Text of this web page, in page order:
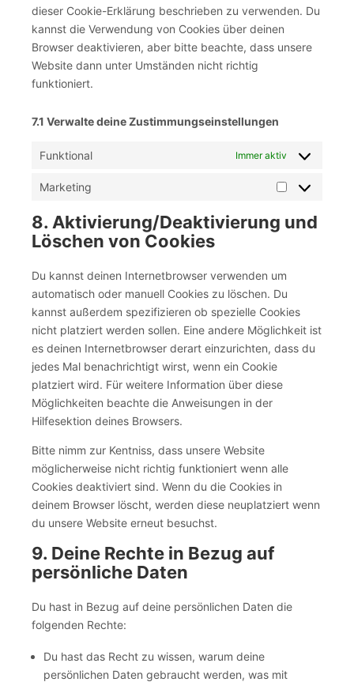
dieser Cookie-Erklärung beschrieben zu verwenden. Du
kannst die Verwendung von Cookies über deinen
Browser deaktivieren, aber bitte beachte, dass unsere
Website dann unter Umständen nicht richtig
funktioniert.
7.1 Verwalte deine Zustimmungseinstellungen
Funktional Immer aktiv
Marketing
8. Aktivierung/Deaktivierung und
Löschen von Cookies
Du kannst deinen Internetbrowser verwenden um
automatisch oder manuell Cookies zu löschen. Du
kannst außerdem spezifizieren ob spezielle Cookies
nicht platziert werden sollen. Eine andere Möglichkeit ist
es deinen Internetbrowser derart einzurichten, dass du
jedes Mal benachrichtigt wirst, wenn ein Cookie
platziert wird. Für weitere Information über diese
Möglichkeiten beachte die Anweisungen in der
Hilfesektion deines Browsers.
Bitte nimm zur Kentniss, dass unsere Website
möglicherweise nicht richtig funktioniert wenn alle
Cookies deaktiviert sind. Wenn du die Cookies in
deinem Browser löscht, werden diese neuplatziert wenn
du unsere Website erneut besuchst.
9. Deine Rechte in Bezug auf
persönliche Daten
Du hast in Bezug auf deine persönlichen Daten die
folgenden Rechte:
Du hast das Recht zu wissen, warum deine
persönlichen Daten gebraucht werden, was mit